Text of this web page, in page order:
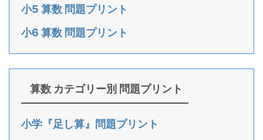
小5 算数 問題プリント
小6 算数 問題プリント
算数 カテゴリー別 問題プリント
小学『足し算』問題プリント